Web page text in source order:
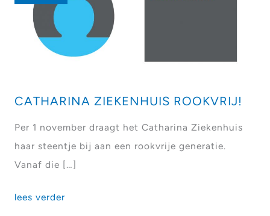
CATHARINA ZIEKENHUIS ROOKVRIJ!
Per 1 november draagt het Catharina Ziekenhuis
haar steentje bij aan een rookvrije generatie.
Vanaf die […]
Catharina
lees verder